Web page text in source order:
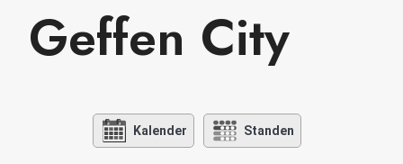
Geffen City
Kalender Standen